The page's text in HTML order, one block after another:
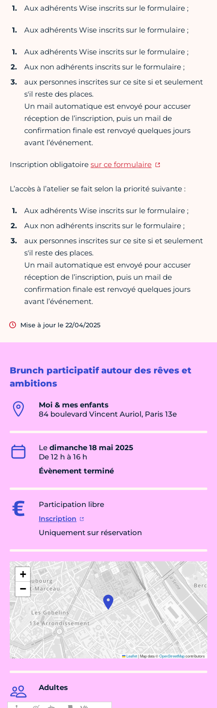
Brunch participatif autour des rêves et
ambitions
Moi & mes enfants
84 boulevard Vincent Auriol, Paris 13e
Le dimanche 18 mai 2025
De 12 h à 16 h
Évènement terminé
Participation libre
Inscription
Uniquement sur réservation
+
−
Leaflet|Map data ©OpenStreetMapcontributors
Adultes
Aux adhérents Wise inscrits sur le formulaire ;
Aux adhérents Wise inscrits sur le formulaire ;
Aux adhérents Wise inscrits sur le formulaire ;
Aux non adhérents inscrits sur le formulaire ;
aux personnes inscrites sur ce site si et seulement
s'il reste des places.
Un mail automatique est envoyé pour accuser
réception de l’inscription, puis un mail de
confirmation finale est renvoyé quelques jours
avant l’événement.
Inscription obligatoire sur ce formulaire
L’accès à l’atelier se fait selon la priorité suivante :
Aux adhérents Wise inscrits sur le formulaire ;
Aux non adhérents inscrits sur le formulaire ;
aux personnes inscrites sur ce site si et seulement
s'il reste des places.
Un mail automatique est envoyé pour accuser
réception de l’inscription, puis un mail de
confirmation finale est renvoyé quelques jours
avant l’événement.
Mise à jour le 22/04/2025